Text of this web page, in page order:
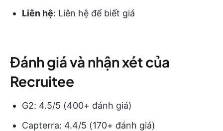
Liên hệ: Liên hệ để biết giá
Đánh giá và nhận xét của
Recruitee
G2: 4.5/5 (400+ đánh giá)
Capterra: 4.4/5 (170+ đánh giá)